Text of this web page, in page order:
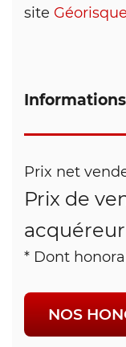
site
Prix net
Prix de
* Dont
NOS